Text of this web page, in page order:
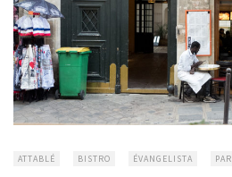
ATTABLÉ BISTRO ÉVANGELISTA